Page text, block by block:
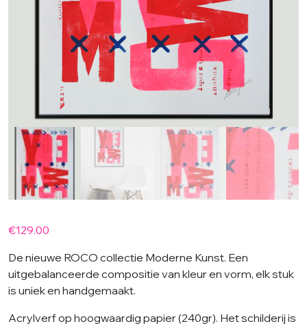
€129.00
De nieuwe ROCO collectie Moderne Kunst. Een
uitgebalanceerde compositie van kleur en vorm, elk stuk
is uniek en handgemaakt.
Acrylverf op hoogwaardig papier (240gr). Het schilderij is